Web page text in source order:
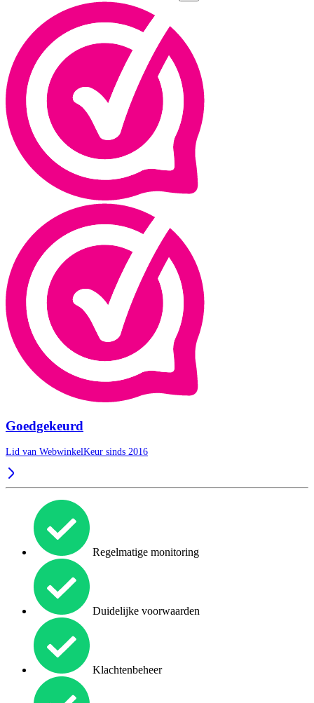
Goedgekeurd
Lid van WebwinkelKeur sinds 2016
Regelmatige monitoring
Duidelijke voorwaarden
Klachtenbeheer